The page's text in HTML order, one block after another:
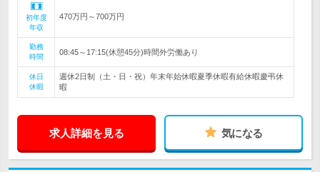
初年度
年収
470万円～700万円
勤務
時間
08:45～17:15(休憩45分)時間外労働あり
休日
休暇
週休2日制（土・日・祝）年末年始休暇夏季休暇有給休暇慶弔休
暇
求人詳細を見る 気になる